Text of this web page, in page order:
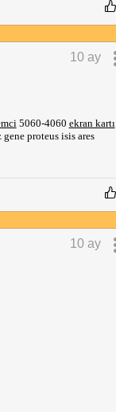
10 ay
5060-4060 ekran kartı
proteus isis ares
10 ay